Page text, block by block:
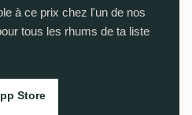
à ce prix chez l'un de nos
tous les rhums de ta liste
Store